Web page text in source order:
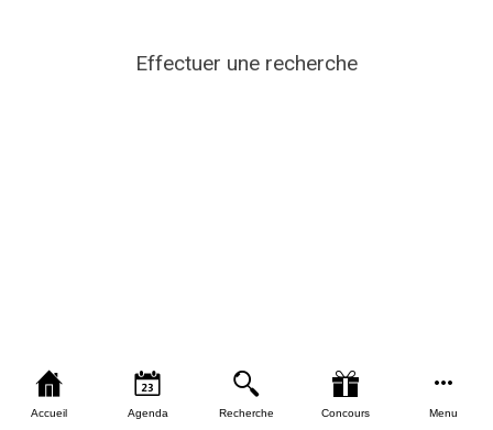
Effectuer une recherche
Accueil Agenda Recherche Concours Menu